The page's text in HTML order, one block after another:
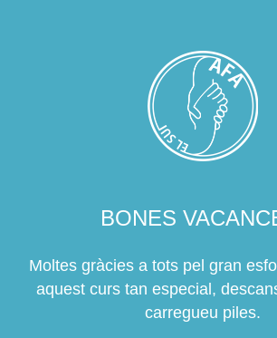
BONES
Moltes gràcies a tots pel gran
aquest curs tan especial,
carregueu piles.